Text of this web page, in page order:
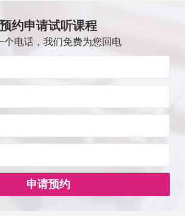
预约申请试听课程
个电话，我们免费为您回电
申请预约